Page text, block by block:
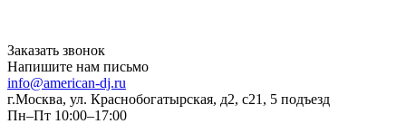
Заказать звонок
Напишите нам письмо
info@american-dj.ru
г.Москва, ул. Краснобогатырская, д2, с21, 5 подъезд
Пн–Пт 10:00–17:00